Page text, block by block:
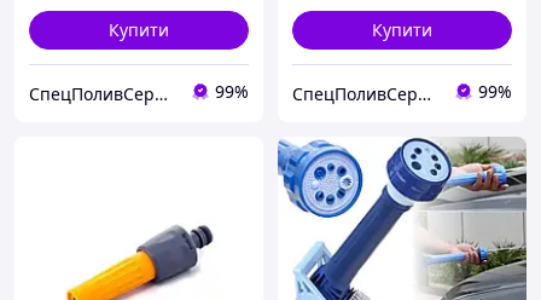
Купити
СпецПоливСервіс - cистеми автоматичного поливу Hunter. 99%
Купити
СпецПоливСервіс - cистеми автоматичного поливу Hunter. 99%